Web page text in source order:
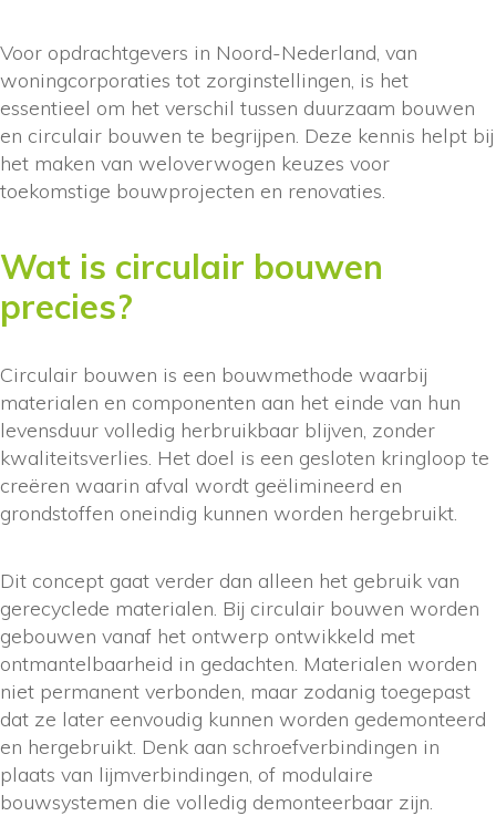
Voor opdrachtgevers in Noord-Nederland, van
woningcorporaties tot zorginstellingen, is het
essentieel om het verschil tussen duurzaam bouwen
en circulair bouwen te begrijpen. Deze kennis helpt bij
het maken van weloverwogen keuzes voor
toekomstige bouwprojecten en renovaties.
Wat is circulair bouwen
precies?
Circulair bouwen is een bouwmethode waarbij
materialen en componenten aan het einde van hun
levensduur volledig herbruikbaar blijven, zonder
kwaliteitsverlies. Het doel is een gesloten kringloop te
creëren waarin afval wordt geëlimineerd en
grondstoffen oneindig kunnen worden hergebruikt.
Dit concept gaat verder dan alleen het gebruik van
gerecyclede materialen. Bij circulair bouwen worden
gebouwen vanaf het ontwerp ontwikkeld met
ontmantelbaarheid in gedachten. Materialen worden
niet permanent verbonden, maar zodanig toegepast
dat ze later eenvoudig kunnen worden gedemonteerd
en hergebruikt. Denk aan schroefverbindingen in
plaats van lijmverbindingen, of modulaire
bouwsystemen die volledig demonteerbaar zijn.